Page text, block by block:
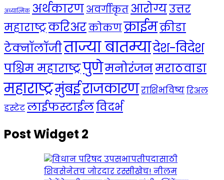
अध्यात्मिक अर्थकारणअवर्गीकृत आरोग्यउत्तर
महाराष्ट्रकरिअरकोकणक्राईमक्रीडा
टेक्नॉलॉजीताज्या बातम्यादेश-विदेश
पश्चिम महाराष्ट्रपुणेमनोरंजनमराठवाडा
महाराष्ट्रमुंबईराजकारणराशिभविष्यरिअल
इस्टेटलाईफस्टाईलविदर्भ
Post Widget 2